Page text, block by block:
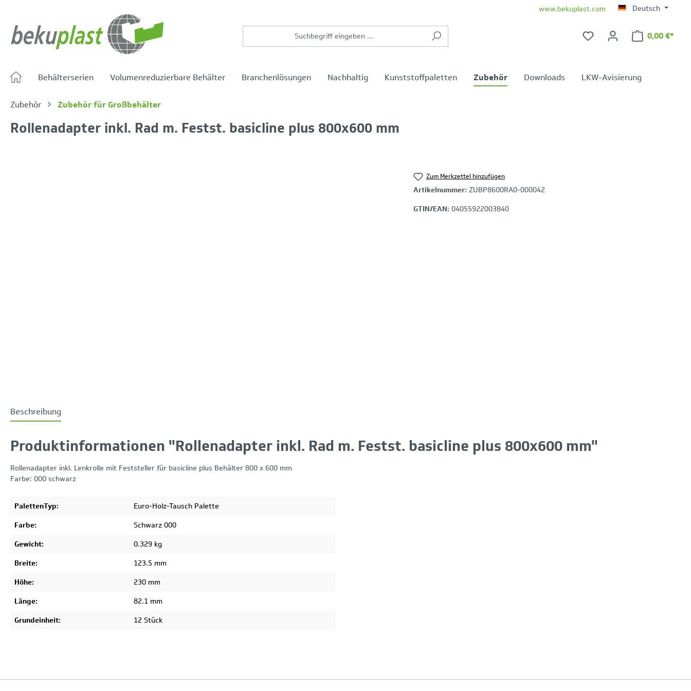
www.bekuplast.com Deutsch
0,00 €*
Behälterserien Volumenreduzierbare Behälter Branchenlösungen Nachhaltig Kunststoffpaletten Zubehör Downloads LKW-Avisierung
Zubehör Zubehör für Großbehälter
Rollenadapter inkl. Rad m. Festst. basicline plus 800x600 mm
Zum Merkzettel hinzufügen
Artikelnummer: ZUBP8600RA0-000042
GTIN/EAN: 04055922003840
Beschreibung
Produktinformationen "Rollenadapter inkl. Rad m. Festst. basicline plus 800x600 mm"
Rollenadapter inkl. Lenkrolle mit Feststeller für basicline plus Behälter 800 x 600 mm
Farbe: 000 schwarz
PalettenTyp:
Euro-Holz-Tausch Palette
Farbe:
Schwarz 000
Gewicht:
0.329 kg
Breite:
123.5 mm
Höhe:
230 mm
Länge:
82.1 mm
Grundeinheit:
12 Stück